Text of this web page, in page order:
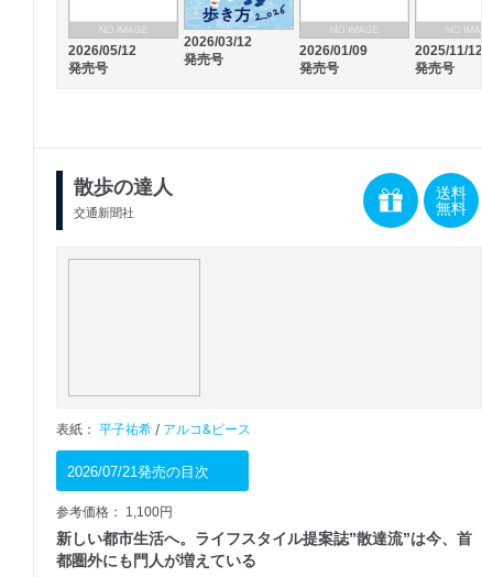
2026/05/12
発売号
2026/03/12
発売号
2026/01/09
発売号
2025/11/12
発売号
散歩の達人
交通新聞社
送料
無料
表紙： 平子祐希 / アルコ&ピース
2026/07/21発売の目次
参考価格： 1,100円
新しい都市生活へ。ライフスタイル提案誌”散達流”は今、首
都圏外にも門人が増えている